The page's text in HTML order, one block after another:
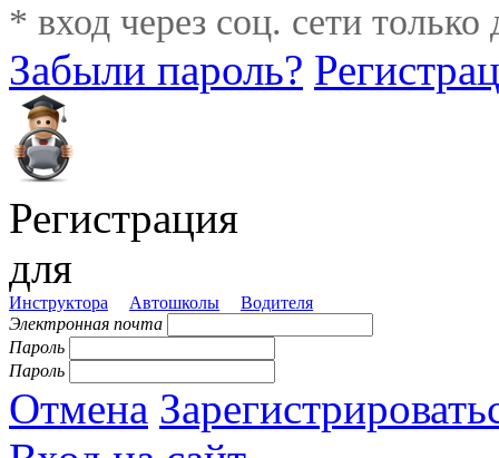
* вход через соц. сети
Забыли пароль?
Регистрация
для
Инструктора Автошколы
Водителя
Электронная почта
Пароль
Пароль
Отмена